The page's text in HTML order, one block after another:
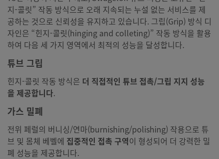
지-콜릿” 작동 방식으로 오래 지속되는 누설 없는 서비스를 제
공하는 것으로 신뢰성을 유지하고 있습니다. 그립(Grip) 방식 디
자인은 “힌지-콜릿(hinging and colleting)” 작동 방식을 활용
하여 다음 세 가지 영역에서 최적의 성능을 달성합니다.
튜브 그립
힌지-콜릿 작동 방식은 더 직접적인 튜브 접촉/그립 지지 성능
을 제공합니다.
가스 밀폐
전위 페럴의 버니싱/연마(burnishing/polishing) 작용으로 튜
브 및 몸체 베벨에 집중적인 접촉 구역이 형성되어 더 강력한 밀
폐 성능을 제공합니다.